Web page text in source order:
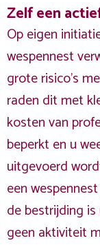
Zelf een
Op eigen
wespennest
grote risico’s
raden dit met
kosten van
beperkt en u
uitgevoerd
een
de bestrijding
geen aktiviteit